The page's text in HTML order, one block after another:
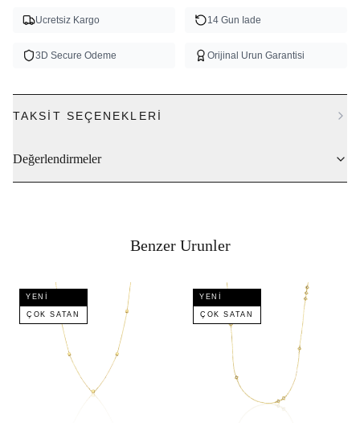
Ucretsiz Kargo 14 Gun Iade
3D Secure Odeme Orijinal Urun Garantisi
TAKSIT SEÇENEKLERI
Değerlendirmeler
Benzer Urunler
YENI
ÇOK SATAN
YENI
ÇOK SATAN